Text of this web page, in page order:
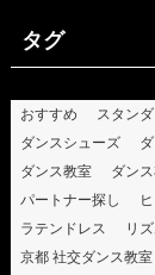
タグ
おすすめ スタン
ダンスシューズ
ダンス教室
ダン
パートナー探し
ラテンドレス
リ
京都 社交ダンス教室